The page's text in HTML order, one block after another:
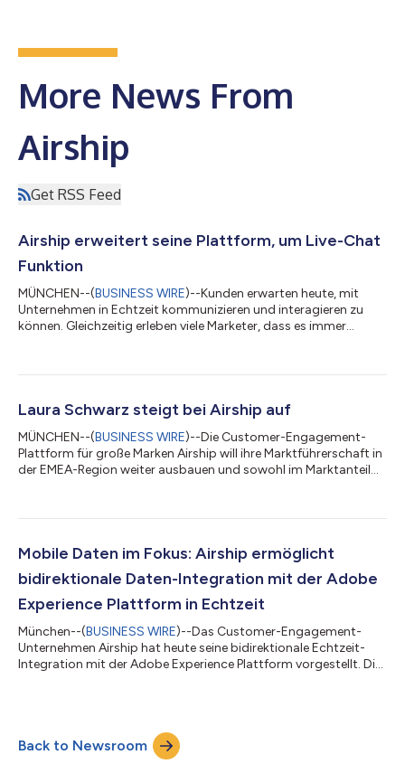
More News From
Airship
Get RSS Feed
Airship erweitert seine Plattform, um Live-Chat
Funktion
MÜNCHEN--(BUSINESS WIRE)--Kunden erwarten heute, mit
Unternehmen in Echtzeit kommunizieren und interagieren zu
können. Gleichzeitig erleben viele Marketer, dass es immer
Rechnung und stellt mit Airship Live Chat die branchenweit
und Vertriebsmitarbeitern in Echtzeit zu verbinden. Die Funktion
erweitert das Leistungsspektrum der f...
Laura Schwarz steigt bei Airship auf
MÜNCHEN--(BUSINESS WIRE)--Die Customer-Engagement-
Plattform für große Marken Airship will ihre Marktführerschaft in
der EMEA-Region weiter ausbauen und sowohl im Marktanteil
Verantwortung in dieser Region in die Hände von Laura
für Zentral- und Osteuropa bei Airship unter Beweis stellte,
Mobile Daten im Fokus: Airship ermöglicht
bidirektionale Daten-Integration mit der Adobe
Experience Plattform in Echtzeit
München--(BUSINESS WIRE)--Das Customer-Engagement-
Unternehmen Airship hat heute seine bidirektionale Echtzeit-
Integration mit der Adobe Experience Plattform vorgestellt. Die
einschließlich des Einlesens von Adobe-Profilattributen sowie
sofortigen Segment-Updates für personalisiertere Erlebnisse in
den mobilen und kanalübergreife...
Back to Newsroom